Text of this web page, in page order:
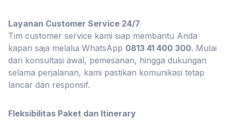
Layanan Customer Service 24/7
Tim customer service kami siap membantu Anda
kapan saja melalui WhatsApp 0813 41 400 300. Mulai
dari konsultasi awal, pemesanan, hingga dukungan
selama perjalanan, kami pastikan komunikasi tetap
lancar dan responsif.
Fleksibilitas Paket dan Itinerary